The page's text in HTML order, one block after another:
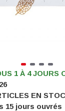
1 À 4 JOURS
EN
15 jours ouvrés